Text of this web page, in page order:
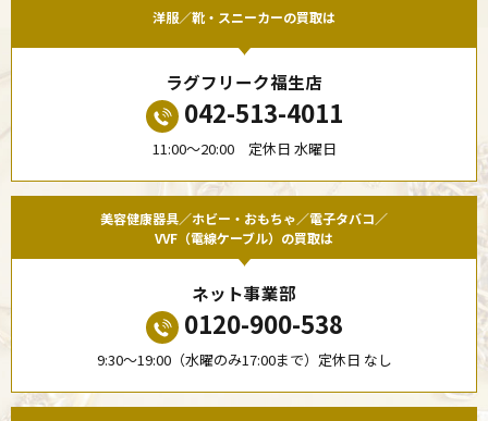
洋服／靴・スニーカーの買取は
ラグフリーク福生店
042-513-4011
11:00〜20:00 定休日 水曜日
美容健康器具／ホビー・おもちゃ／電子タバコ／
VVF（電線ケーブル）の買取は
ネット事業部
0120-900-538
9:30〜19:00（水曜のみ17:00まで）定休日 なし